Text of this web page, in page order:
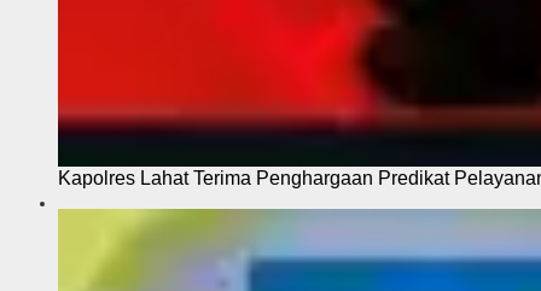
Kapolres Lahat Terima Penghargaan Predikat